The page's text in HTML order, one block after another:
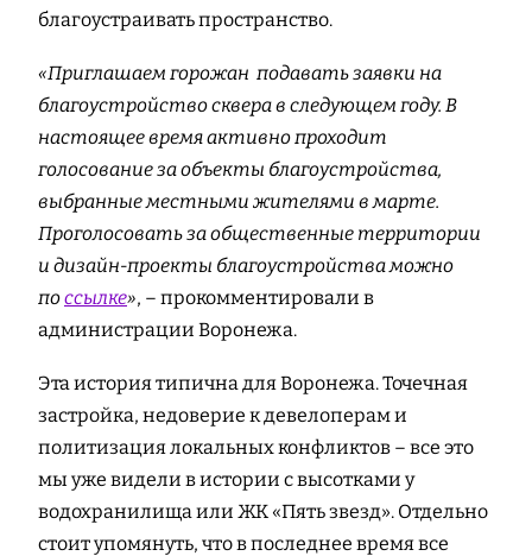
благоустраивать пространство.
«Приглашаем горожан подавать заявки на
благоустройство сквера в следующем году. В
настоящее время активно проходит
голосование за объекты благоустройства,
выбранные местными жителями в марте.
Проголосовать за общественные территории
и дизайн‑проекты благоустройства можно
поссылке», – прокомментировали в
администрации Воронежа.
Эта история типична для Воронежа. Точечная
застройка, недоверие к девелоперам и
политизация локальных конфликтов – все это
мы уже видели в истории с высотками у
водохранилища или ЖК «Пять звезд». Отдельно
стоит упомянуть, что в последнее время все